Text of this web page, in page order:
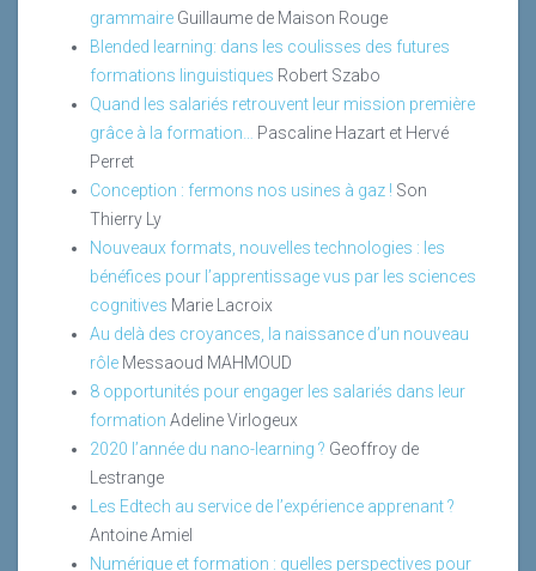
grammaire Guillaume de Maison Rouge
Blended learning: dans les coulisses des futures
formations linguistiques Robert Szabo
Quand les salariés retrouvent leur mission première
grâce à la formation…
Pascaline Hazart et Hervé
Perret
Conception : fermons nos usines à gaz ! Son
Thierry Ly
Nouveaux formats, nouvelles technologies : les
bénéfices pour l’apprentissage vus par les sciences
cognitives Marie Lacroix
Au delà des croyances, la naissance d’un nouveau
rôle Messaoud MAHMOUD
8 opportunités pour engager les salariés dans leur
formation Adeline Virlogeux
2020 l’année du nano-learning ? Geoffroy de
Lestrange
Les Edtech au service de l’expérience apprenant ?
Antoine Amiel
Numérique et formation : quelles perspectives pour